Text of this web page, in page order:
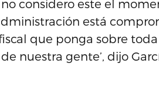
considero este el
está
que ponga sobre
nuestra gente’, dijo